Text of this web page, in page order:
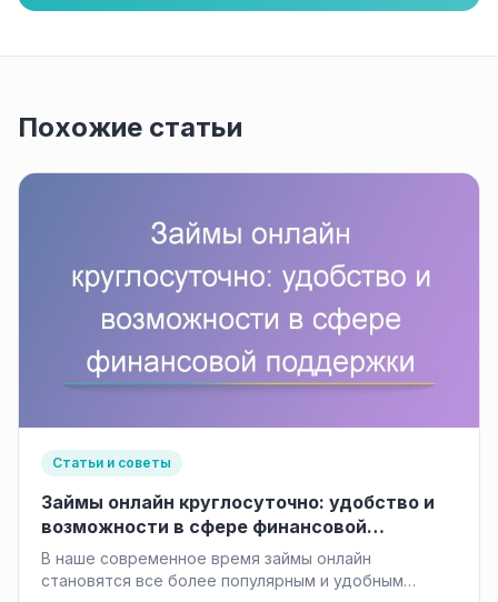
Похожие статьи
Статьи и советы
Займы онлайн круглосуточно: удобство и
возможности в сфере финансовой
поддержки
В наше современное время займы онлайн
становятся все более популярным и удобным